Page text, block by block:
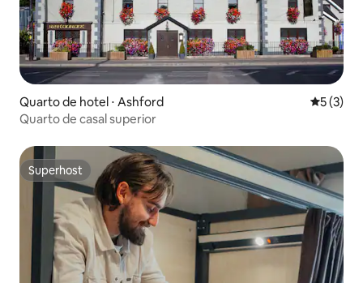
Quarto de hotel ⋅ Ashford 5 de
5 (3)
Quarto de casal superior
Superhost
Superhost